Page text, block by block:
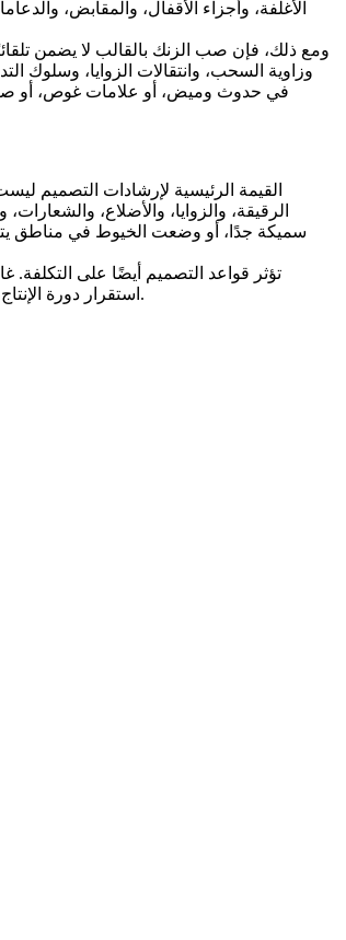
الأغلفة، وأجزاء الأقفال، والمقابض،
ومع ذلك، فإن صب الزنك بالقالب لا يضمن
وزاوية السحب، وانتقالات الزوايا، وسلوك
القيمة الرئيسية لإرشادات التصميم
الرقيقة، والزوايا، والأضلاع،
سميكة جدًا، أو وضعت الخيوط في مناطق
تؤثر قواعد التصميم أيضًا على
استقرار دورة . هذا يحافظ على معظم القطعة في حالة قريبة من الشكل النهائي الحقيقي، وهو أحد أكبر المزايا الاقتصادية لصب القالب.